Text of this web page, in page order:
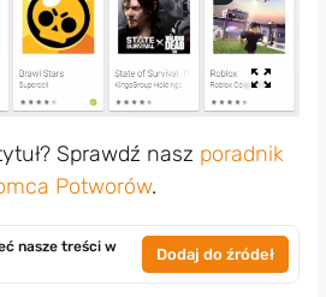
Sprawdź nasz poradnik
Potworów.
nasze treści w
Dodaj do źródeł